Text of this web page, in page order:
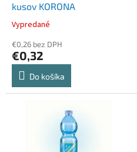
kusov KORONA
Vypredané
€0,26 bez DPH
€0,32
Do košíka